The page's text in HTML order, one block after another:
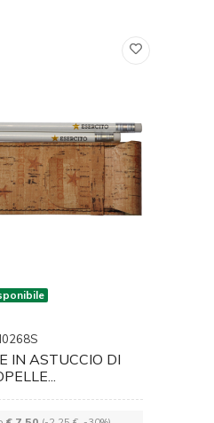
IN ASTUCCIO DI